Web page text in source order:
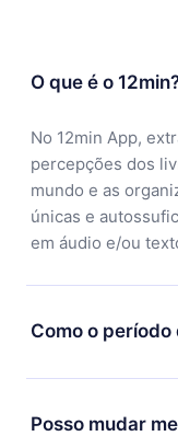
O que é o
No 12min App,
percepções dos
mundo e as
únicas e
em áudio e/ou
Como o
Você pode baixar
aproveitar nossa
Posso mudar